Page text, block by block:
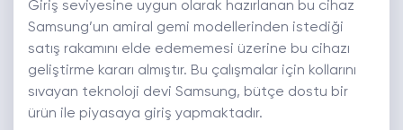
Giriş seviyesine uygun olarak hazırlanan bu cihaz
Samsung’un amiral gemi modellerinden istediği
satış rakamını elde edememesi üzerine bu cihazı
geliştirme kararı almıştır. Bu çalışmalar için kollarını
sıvayan teknoloji devi Samsung, bütçe dostu bir
ürün ile piyasaya giriş yapmaktadır.